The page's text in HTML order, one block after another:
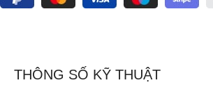
THÔNG SỐ KỸ THUẬT